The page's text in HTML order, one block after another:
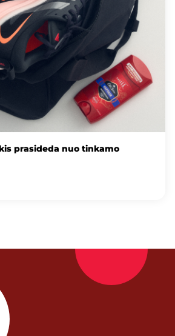
prasideda nuo tinkamo